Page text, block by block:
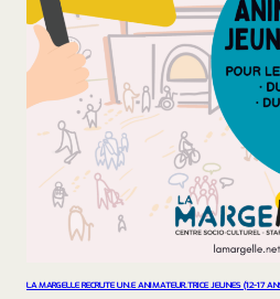
LA MARGELLE RECRUTE UN.E ANIMATEUR.TRICE JEUNES (12-17